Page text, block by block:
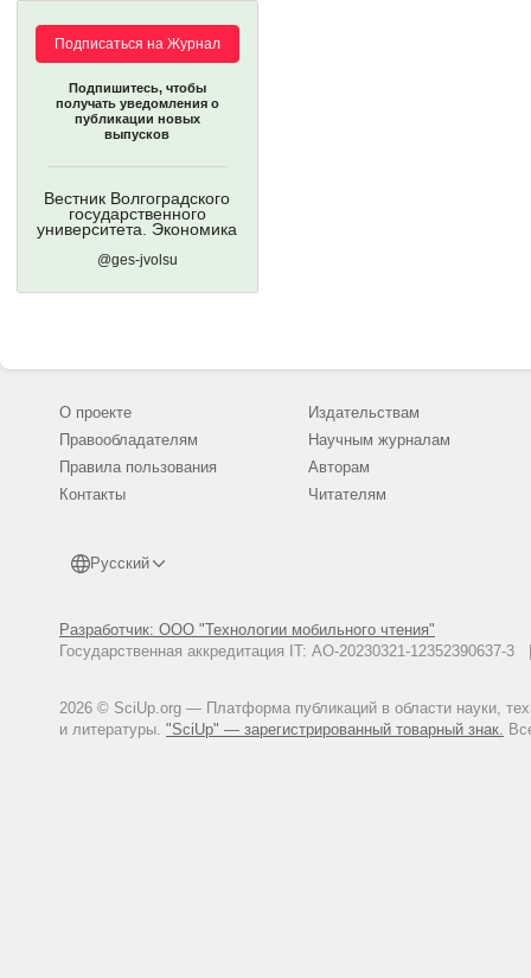
Подписаться на Журнал
Подпишитесь, чтобы
получать уведомления о
публикации новых
выпусков
Вестник Волгоградского
государственного
университета. Экономика
@ges-jvolsu
О проекте
Правообладателям
Правила пользования
Контакты
Русский
Разработчик: ООО "Технологии мобильного чтения"
Государственная аккредитация IT: АО-20230321-
2026 © SciUp.org — Платформа публикаций в области науки,
и литературы. "SciUp" — зарегистрированный товарный знак.
Издательствам
Научным журналам
Авторам
Читателям